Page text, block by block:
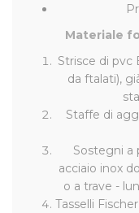
Materiale
Strisce di pvc
da ftalati),
Staffe di
Sostegni a
acciaio inox
o a trave -
Tasselli